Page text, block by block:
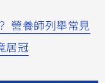
營養師列舉常見
居冠